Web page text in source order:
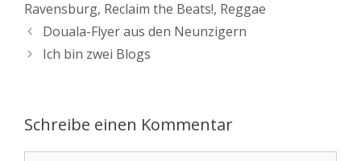
Ravensburg, Reclaim the Beats!, Reggae
Beitrags-
Navigation
Douala-Flyer aus den Neunzigern
Ich bin zwei Blogs
Schreibe einen Kommentar